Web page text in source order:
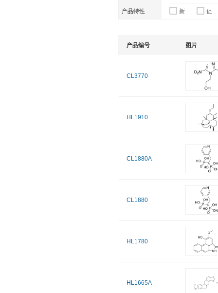
产品特性 新 促
产品编号 图片
CL3770
HL1910
CL1880A
CL1880
HL1780
HL1665A